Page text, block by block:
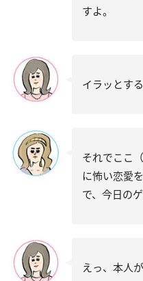
すよ。
イラッとす
それでここ
に怖い恋愛
で、今日の
えっ、本人